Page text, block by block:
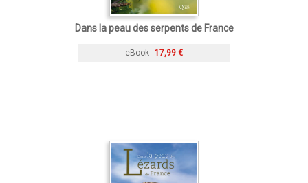
Dans la peau des serpents de France
eBook 17,99 €